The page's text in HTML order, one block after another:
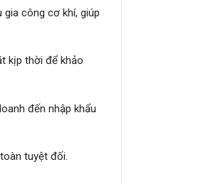
công cơ khí, giúp
kịp thời để khảo
đến nhập khẩu
tuyệt đối.